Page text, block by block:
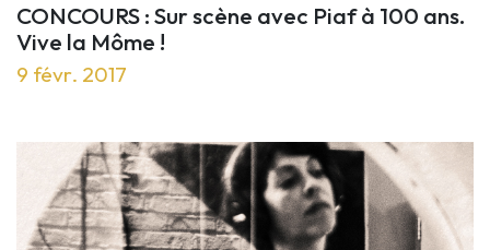
CONCOURS : Sur scène avec Piaf à 100 ans.
Vive la Môme !
9 févr. 2017